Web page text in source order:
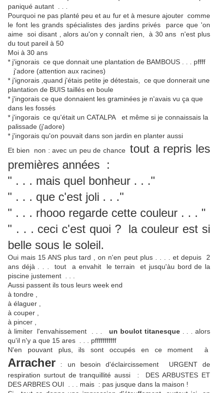
paniqué autant . . .
Pourquoi ne pas planté peu et au fur et à mesure ajouter comme
le font les grands spécialistes des jardins privés parce que 'on
aime soi disant , alors au'on y connaît rien, à 30 ans n'est plus
du tout pareil à 50
Moi à 30 ans
* j'ignorais ce que donnait une plantation de BAMBOUS . . . pffff
j'adore (attention aux racines)
* j'ignorais ,quand j'étais petite je détestais, ce que donnerait une
plantation de BUIS taillés en boule
* j'ingorais ce que donnaient les graminées je n'avais vu ça que
dans les fossés
* j'ingorais ce qu'était un CATALPA et même si je connaissais la
palissade (j'adore)
* j'ingorais qu'on pouvait dans son jardin en planter aussi
Et bien non : avec un peu de chance tout a repris les
premières années :
" . . . mais quel bonheur . . ."
" . . . que c'est joli . . ."
" . . . rhooo regarde cette couleur . . . "
" . . . ceci c'est quoi ? la couleur est si
belle sous le soleil.
Oui mais 15 ANS plus tard , on n'en peut plus . . . . et depuis 2
ans déjà . . . tout a envahit le terrain et jusqu'àu bord de la
piscine justement . . .
Aussi passent ils tous leurs week end
à tondre ,
à élaguer ,
à couper ,
à pincer ,
à limiter l'envahissement . . .un boulot titanesque. . . alors
qu'il n'y a que 15 ares . . . pfffffffffff
N'en pouvant plus, ils sont occupés en ce moment à
Arracher : un besoin d'éclaircissement URGENT de
respiration surtout de tranquillité aussi : DES ARBUSTES ET
DES ARBRES OUI . . . mais : pas jusque dans la maison !